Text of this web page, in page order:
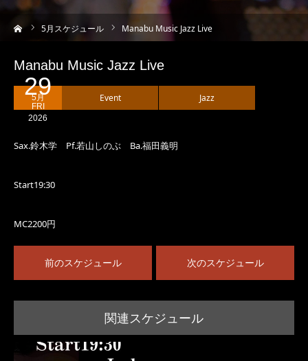
5月スケジュール Manabu Music Jazz Live
Manabu Music Jazz Live
5月
29
FRI
2026
Event Jazz
Sax.鈴木学 Pf.若山しのぶ Ba.福田義明
Start19:30
MC2200円
前のスケジュール 次のスケジュール
関連スケジュール